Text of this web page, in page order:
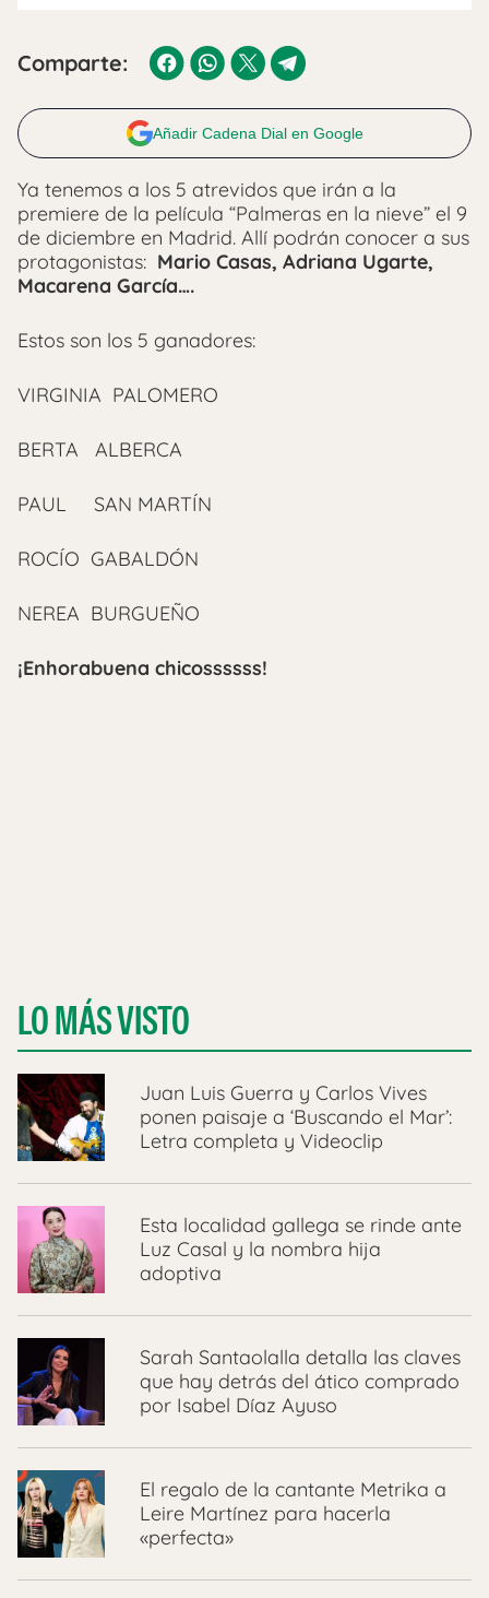
Comparte:
Añadir Cadena Dial en Google
Ya tenemos a los 5 atrevidos que irán a la
premiere de la película “Palmeras en la nieve” el 9
de diciembre en Madrid. Allí podrán conocer a sus
protagonistas: Mario Casas, Adriana Ugarte,
Macarena García….
Estos son los 5 ganadores:
VIRGINIA PALOMERO
BERTA ALBERCA
PAUL SAN MARTÍN
ROCÍO GABALDÓN
NEREA BURGUEÑO
¡Enhorabuena chicossssss!
LO MÁS VISTO
Juan Luis Guerra y Carlos Vives
ponen paisaje a ‘Buscando el Mar’:
Letra completa y Videoclip
Esta localidad gallega se rinde ante
Luz Casal y la nombra hija
adoptiva
Sarah Santaolalla detalla las claves
que hay detrás del ático comprado
por Isabel Díaz Ayuso
El regalo de la cantante Metrika a
Leire Martínez para hacerla
«perfecta»